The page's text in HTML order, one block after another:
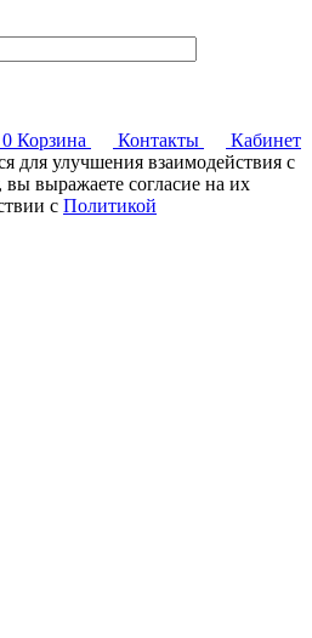
0 Корзина Контакты
Кабинет
для улучшения взаимодействия с
выражаете согласие на их
с Политикой